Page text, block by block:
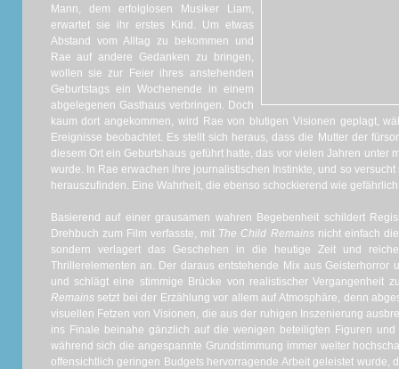
Mann, dem erfolglosen Musiker Liam,
erwartet sie ihr erstes Kind. Um etwas
Abstand vom Alltag zu bekommen und
Rae auf andere Gedanken zu bringen,
wollen sie zur Feier ihres anstehenden
Geburtstags ein Wochenende in einem
abgelegenen Gasthaus verbringen. Doch
kaum dort angekommen, wird Rae von blutigen Visionen geplagt,
Ereignisse beobachtet. Es stellt sich heraus, dass die Mutter der
diesem Ort ein Geburtshaus geführt hatte, das vor vielen Jahren unter
wurde. In Rae erwachen ihre journalistischen Instinkte, und so
herauszufinden. Eine Wahrheit, die ebenso schockierend wie gefährlich
Basierend auf einer grausamen wahren Begebenheit schildert
Drehbuch zum Film verfasste, mit The Child Remainsnicht einfach die
sondern verlagert das Geschehen in die heutige Zeit und
Thrillerelementen an. Der daraus entstehende Mix aus Geisterhorror
und schlägt eine stimmige Brücke von realistischer Vergangenheit
Remainssetzt bei der Erzählung vor allem auf Atmosphäre, denn
visuellen Fetzen von Visionen, die aus der ruhigen Inszenierung
ins Finale beinahe gänzlich auf die wenigen beteiligten Figuren
während sich die angespannte Grundstimmung immer weiter
offensichtlich geringen Budgets hervorragende Arbeit geleistet wurde,